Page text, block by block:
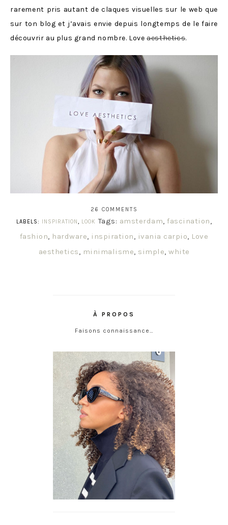
rarement pris autant de claques visuelles sur le web que
sur ton blog et j’avais envie depuis longtemps de le faire
découvrir au plus grand nombre. Loveaesthetics.
26 COMMENTS
LABELS:
INSPIRATION , LOOK Tags: amsterdam,fascination,
fashion, hardware, inspiration, ivania carpio, Love
aesthetics, minimalisme, simple, white
À PROPOS
Faisons connaissance…